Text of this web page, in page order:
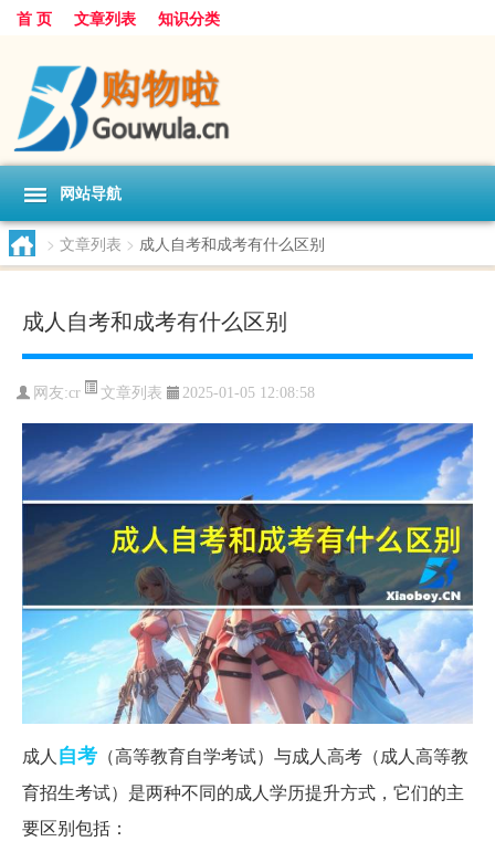
首 页 文章列表 知识分类
网站导航
> 文章列表 > 成人自考和成考有什么区别
成人自考和成考有什么区别
网友:cr 文章列表 2025-01-05 12:08:58
成人自考 （高等教育自学考试）与成人高考（成人高等教
育招生考试）是两种不同的成人学历提升方式，它们的主
要区别包括：